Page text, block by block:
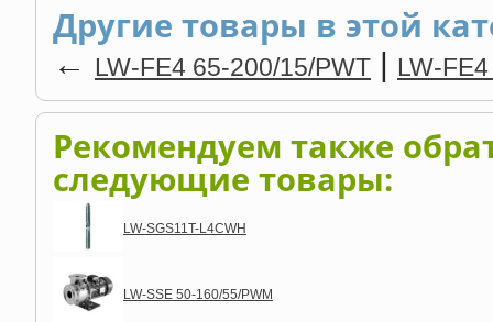
Другие товары в этой
← LW-FЕ4 65-200/15/PWT | LW-
Рекомендуем также
следующие товары:
LW-SGS11T-L4CWH
LW-SSE 50-160/55/PWM